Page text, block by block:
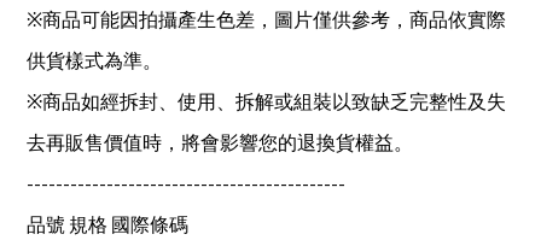
※商品可能因拍攝產生色差，圖片僅供參考，商品依實際
供貨樣式為準。
※商品如經拆封、使用、拆解或組裝以致缺乏完整性及失
去再販售價值時，將會影響您的退換貨權益。
--------------------------------------------
品號 規格 國際條碼